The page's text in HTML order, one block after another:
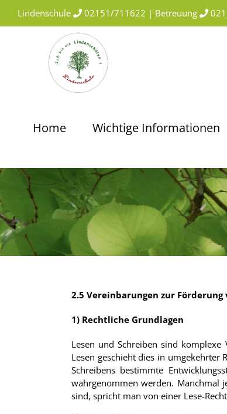
Lindenschule 02151/711622 | Betreuung
Home Wichtige Informationen
2.5 Vereinbarungen zur
1) Rechtliche Grundlagen
Lesen und Schreiben sind
Lesen geschieht dies in umgekehrter
Schreibens bestimmte
wahrgenommen werden. Manchmal
sind, spricht man von einer Lese-